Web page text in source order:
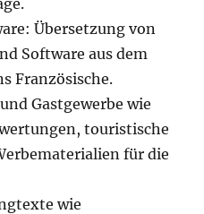
Übersetzung von
Software aus dem
Französische.
Gastgewerbe wie
touristische
für die
wie